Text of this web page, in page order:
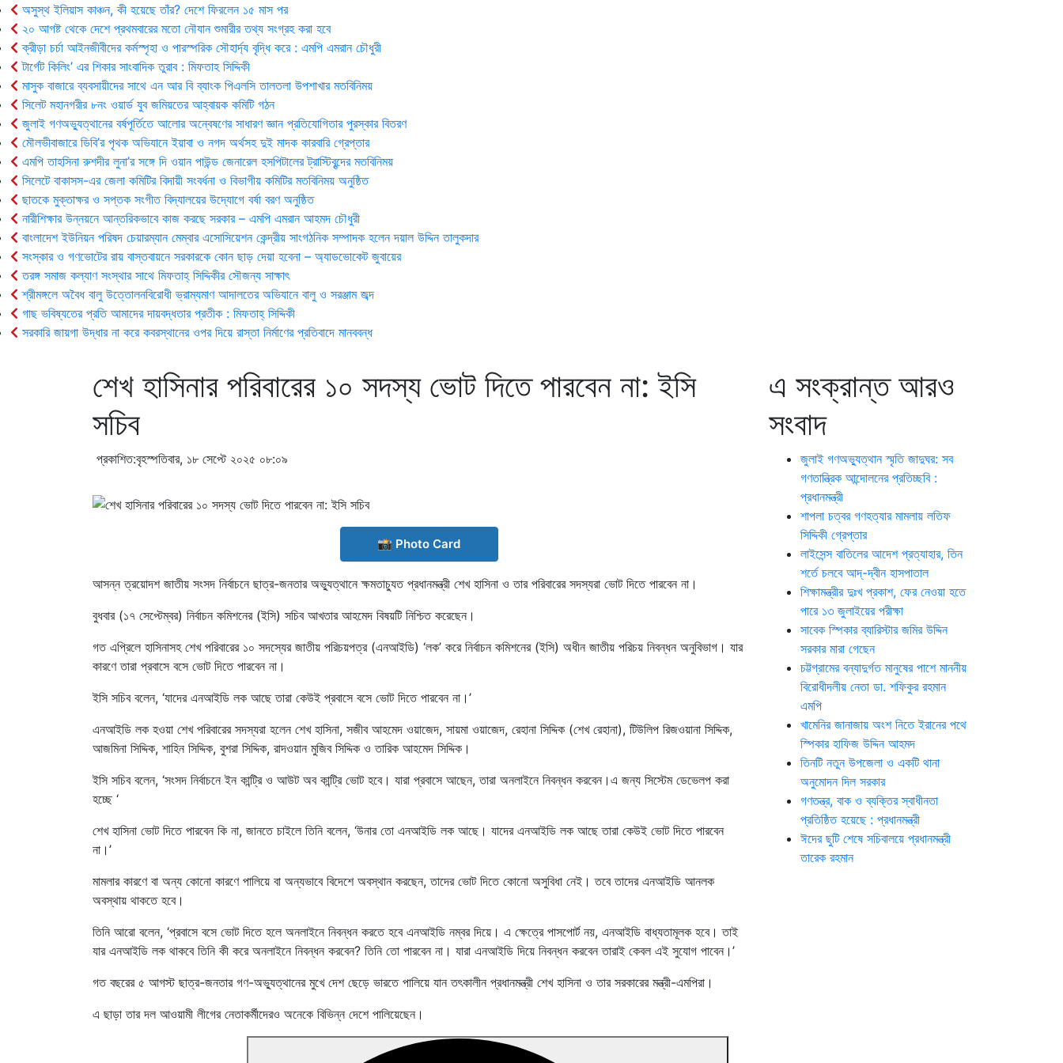
অসুস্থ ইলিয়াস কাঞ্চন, কী হয়েছে তাঁর? দেশে ফিরলেন ১৫ মাস পর
২০ আগষ্ট থেকে দেশে প্রথমবারের মতো নৌযান শুমারীর তথ্য সংগ্রহ করা হবে
ক্রীড়া চর্চা আইনজীবীদের কর্মস্পৃহা ও পারস্পরিক সৌহার্দ্য বৃদ্ধি করে : এমপি এমরান চৌধুরী
টার্গেট কিলিং’ এর শিকার সাংবাদিক তুরাব : মিফতাহ সিদ্দিকী
মাসুক বাজারে ব্যবসায়ীদের সাথে এন আর বি ব্যাংক পিএলসি তালতলা উপশাখার মতবিনিময়
সিলেট মহানগরীর ৮নং ওয়ার্ড যুব জমিয়তের আহ্বায়ক কমিটি গঠন
জুলাই গণঅভ্যুত্থানের বর্ষপূর্তিতে আলোর অন্বেষণের সাধারণ জ্ঞান প্রতিযোগিতার পুরস্কার বিতরণ
মৌলভীবাজারে ডিবি’র পৃথক অভিযানে ইয়াবা ও নগদ অর্থসহ দুই মাদক কারবারি গ্রেপ্তার
এমপি তাহসিনা রুশদীর লুনা’র সঙ্গে দি ওয়ান পাউন্ড জেনারেল হসপিটালের ট্রাস্টিবৃন্দের মতবিনিময়
সিলেটে বাকাসস-এর জেলা কমিটির বিদায়ী সংবর্ধনা ও বিভাগীয় কমিটির মতবিনিময় অনুষ্ঠিত
ছাতকে মুক্তাক্ষর ও সপ্তক সংগীত বিদ্যালয়ের উদ্যোগে বর্ষা বরণ অনুষ্ঠিত
নারীশিক্ষার উন্নয়নে আন্তরিকভাবে কাজ করছে সরকার – এমপি এমরান আহমদ চৌধুরী
বাংলাদেশ ইউনিয়ন পরিষদ চেয়ারম্যান মেম্বার এসোসিয়েশন কেন্দ্রীয় সাংগঠনিক সম্পাদক হলেন দয়াল উদ্দিন তালুকদার
সংস্কার ও গণভোটের রায় বাস্তবায়নে সরকারকে কোন ছাড় দেয়া হবেনা – অ্যাডভোকেট জুবায়ের
তরঙ্গ সমাজ কল্যাণ সংস্থার সাথে মিফতাহ্ সিদ্দিকীর সৌজন্য সাক্ষাৎ
শ্রীমঙ্গলে অবৈধ বালু উত্তোলনবিরোধী ভ্রাম্যমাণ আদালতের অভিযানে বালু ও সরঞ্জাম জব্দ
গাছ ভবিষ্যতের প্রতি আমাদের দায়বদ্ধতার প্রতীক : মিফতাহ্ সিদ্দিকী
সরকারি জায়গা উদ্ধার না করে কবরস্থানের ওপর দিয়ে রাস্তা নির্মাণের প্রতিবাদে মানববন্ধ
শেখ হাসিনার পরিবারের ১০ সদস্য ভোট দিতে পারবেন না: ইসি
সচিব
প্রকাশিত:বৃহস্পতিবার, ১৮ সেপ্টে ২০২৫ ০৮:০৯
📸 Photo Card
আসন্ন ত্রয়োদশ জাতীয় সংসদ নির্বাচনে ছাত্র-জনতার অভ্যুত্থানে ক্ষমতাচ্যুত প্রধানমন্ত্রী শেখ হাসিনা ও তার পরিবারের সদস্যরা ভোট দিতে পারবেন না।
বুধবার (১৭ সেপ্টেম্বর) নির্বাচন কমিশনের (ইসি) সচিব আখতার আহমেদ বিষয়টি নিশ্চিত করেছেন।
গত এপ্রিলে হাসিনাসহ শেখ পরিবারের ১০ সদস্যের জাতীয় পরিচয়পত্র (এনআইডি) ‘লক’ করে নির্বাচন কমিশনের (ইসি) অধীন জাতীয় পরিচয় নিবন্ধন অনুবিভাগ। যার
কারণে তারা প্রবাসে বসে ভোট দিতে পারবেন না।
ইসি সচিব বলেন, ‘যাদের এনআইডি লক আছে তারা কেউই প্রবাসে বসে ভোট দিতে পারবেন না।’
এনআইডি লক হওয়া শেখ পরিবারের সদস্যরা হলেন শেখ হাসিনা, সজীব আহমেদ ওয়াজেদ, সায়মা ওয়াজেদ, রেহানা সিদ্দিক (শেখ রেহানা), টিউলিপ রিজওয়ানা সিদ্দিক,
আজমিনা সিদ্দিক, শাহিন সিদ্দিক, বুশরা সিদ্দিক, রাদওয়ান মুজিব সিদ্দিক ও তারিক আহমেদ সিদ্দিক।
ইসি সচিব বলেন, ‘সংসদ নির্বাচনে ইন কান্ট্রি ও আউট অব কান্ট্রি ভোট হবে। যারা প্রবাসে আছেন, তারা অনলাইনে নিবন্ধন করবেন।এ জন্য সিস্টেম ডেভেলপ করা
হচ্ছে ‘
শেখ হাসিনা ভোট দিতে পারবেন কি না, জানতে চাইলে তিনি বলেন, ‘উনার তো এনআইডি লক আছে। যাদের এনআইডি লক আছে তারা কেউই ভোট দিতে পারবেন
না।’
মামলার কারণে বা অন্য কোনো কারণে পালিয়ে বা অন্যভাবে বিদেশে অবস্থান করছেন, তাদের ভোট দিতে কোনো অসুবিধা নেই। তবে তাদের এনআইডি আনলক
অবস্থায় থাকতে হবে।
তিনি আরো বলেন, ‘প্রবাসে বসে ভোট দিতে হলে অনলাইনে নিবন্ধন করতে হবে এনআইডি নম্বর দিয়ে। এ ক্ষেত্রে পাসপোর্ট নয়, এনআইডি বাধ্যতামূলক হবে। তাই
যার এনআইডি লক থাকবে তিনি কী করে অনলাইনে নিবন্ধন করবেন? তিনি তো পারবেন না। যারা এনআইডি দিয়ে নিবন্ধন করবেন তারাই কেবল এই সুযোগ পাবেন।’
গত বছরের ৫ আগস্ট ছাত্র-জনতার গণ-অভ্যুত্থানের মুখে দেশ ছেড়ে ভারতে পালিয়ে যান তৎকালীন প্রধানমন্ত্রী শেখ হাসিনা ও তার সরকারের মন্ত্রী-এমপিরা।
এ ছাড়া তার দল আওয়ামী লীগের নেতাকর্মীদেরও অনেকে বিভিন্ন দেশে পালিয়েছেন।
এ সংক্রান্ত আরও
সংবাদ
জুলাই গণঅভ্যুত্থান স্মৃতি জাদুঘর: সব
গণতান্ত্রিক আন্দোলনের প্রতিচ্ছবি :
প্রধানমন্ত্রী
শাপলা চত্বর গণহত্যার মামলায় লতিফ
সিদ্দিকী গ্রেপ্তার
লাইসেন্স বাতিলের আদেশ প্রত্যাহার, তিন
শর্তে চলবে আদ্-দ্বীন হাসপাতাল
শিক্ষামন্ত্রীর দুঃখ প্রকাশ, ফের নেওয়া হতে
পারে ১৩ জুলাইয়ের পরীক্ষা
সাবেক স্পিকার ব্যারিস্টার জমির উদ্দিন
সরকার মারা গেছেন
চট্টগ্রামের বন্যাদুর্গত মানুষের পাশে মাননীয়
বিরোধীদলীয় নেতা ডা. শফিকুর রহমান
এমপি
খামেনির জানাজায় অংশ নিতে ইরানের পথে
স্পিকার হাফিজ উদ্দিন আহমদ
তিনটি নতুন উপজেলা ও একটি থানা
অনুমোদন দিল সরকার
গণতন্ত্র, বাক ও ব্যক্তির স্বাধীনতা
প্রতিষ্ঠিত হয়েছে : প্রধানমন্ত্রী
ঈদের ছুটি শেষে সচিবালয়ে প্রধানমন্ত্রী
তারেক রহমান